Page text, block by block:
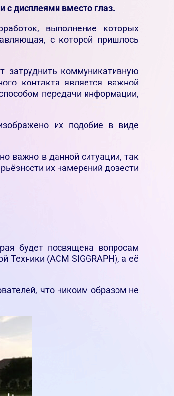
с дисплеями вместо глаз.
выполнение которых
с которой пришлось
затруднить коммуникативную
контакта является важной
передачи информации,
их подобие в виде
важно в данной ситуации, так
их намерений довести
будет посвящена вопросам
(ACM SIGGRAPH), а её
что никоим образом не